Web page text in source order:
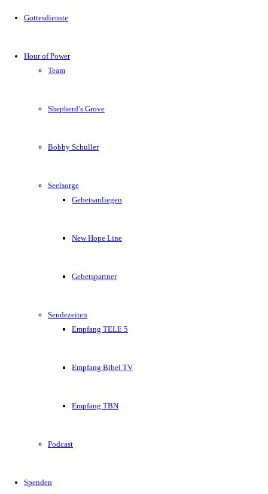
Gottesdienste
Hour of Power
Team
Shepherd’s Grove
Bobby Schuller
Seelsorge
Gebetsanliegen
New Hope Line
Gebetspartner
Sendezeiten
Empfang TELE 5
Empfang Bibel TV
Empfang TBN
Podcast
Spenden